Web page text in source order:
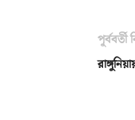
পূর্ববর্তী